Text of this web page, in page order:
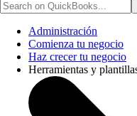
Administración
Comienza tu negocio
Haz crecer tu negocio
Herramientas y